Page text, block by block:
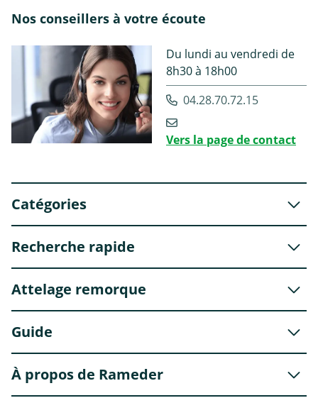
Nos conseillers à votre écoute
Du lundi au vendredi de
8h30 à 18h00
04.28.70.72.15
Vers la page de contact
Catégories
Recherche rapide
Attelage remorque
Guide
À propos de Rameder